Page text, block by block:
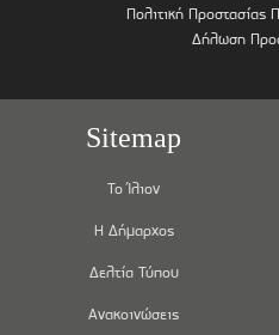
Πολιτική
Δήλωση
Sitemap
Το Ίλιον
Η Δήμαρχος
Δελτία Τύπου
Ανακοινώσεις